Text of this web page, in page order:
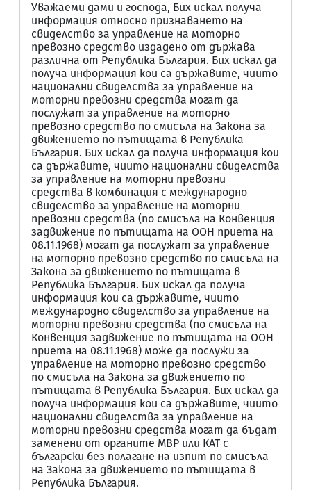
Уважаеми дами и господа, Бих искал получа
информация относно признаването на
свиделство за управление на моторно
превозно средство издадено от държава
различна от Република България. Бих искал да
получа информация кои са държавите, чиито
национални свиделства за управление на
моторни превозни средства могат да
послужат за управление на моторно
превозно средство по смисъла на Закона за
движението по пътищата в Република
България. Бих искал да получа информация кои
са държавите, чиито национални свиделства
за управление на моторни превозни
средства в комбинация с международно
свиделство за управление на моторни
превозни средства (по смисъла на Конвенция
задвижение по пътищата на ООН приета на
08.11.1968) могат да послужат за управление
на моторно превозно средство по смисъла на
Закона за движението по пътищата в
Република България. Бих искал да получа
информация кои са държавите, чиито
международно свиделство за управление на
моторни превозни средства (по смисъла на
Конвенция задвижение по пътищата на ООН
приета на 08.11.1968) може да послужи за
управление на моторно превозно средство
по смисъла на Закона за движението по
пътищата в Република България. Бих искал да
получа информация кои са държавите, чиито
национални свиделства за управление на
моторни превозни средства могат да бъдат
заменени от органите МВР или КАТ с
български без полагане на изпит по смисъла
на Закона за движението по пътищата в
Република България.